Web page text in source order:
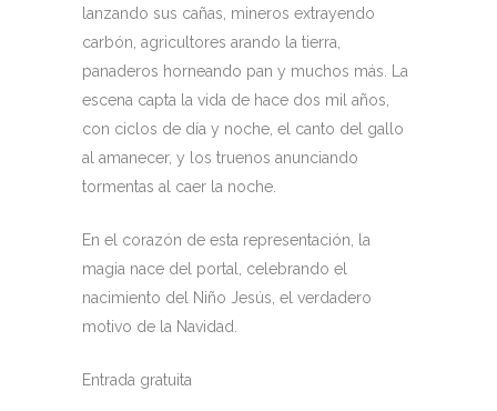
lanzando sus cañas, mineros extrayendo
carbón, agricultores arando la tierra,
panaderos horneando pan y muchos más. La
escena capta la vida de hace dos mil años,
con ciclos de día y noche, el canto del gallo
al amanecer, y los truenos anunciando
tormentas al caer la noche.
En el corazón de esta representación, la
magia nace del portal, celebrando el
nacimiento del Niño Jesús, el verdadero
motivo de la Navidad.
Entrada gratuita